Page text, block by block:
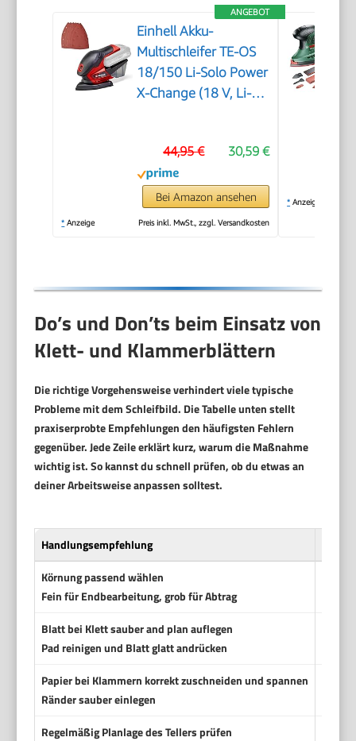
ANGEBOT
Einhell Akku-
Multischleifer TE-OS
18/150 Li-Solo Power
X-Change (18 V, Li-
Staubfangbox,
Staubabsaugadapter,
ohne Akku und
Ladegerät)
30,59 €
44,95 €
Bei Amazon ansehen
* Anzeige Preis inkl. MwSt., zzgl. Versandkosten
* Anzeige
Do’s und Don’ts beim Einsatz von
Klett- und Klammerblättern
Die richtige Vorgehensweise verhindert viele typische
Probleme mit dem Schleifbild. Die Tabelle unten stellt
praxiserprobte Empfehlungen den häufigsten Fehlern
gegenüber. Jede Zeile erklärt kurz, warum die Maßnahme
wichtig ist. So kannst du schnell prüfen, ob du etwas an
deiner Arbeitsweise anpassen solltest.
Handlungsempfehlung
Körnung passend wählen
Fein für Endbearbeitung, grob für Abtrag
Blatt bei Klett sauber and plan auflegen
Pad reinigen und Blatt glatt andrücken
Papier bei Klammern korrekt zuschneiden und spannen
Ränder sauber einlegen
Regelmäßig Planlage des Tellers prüfen